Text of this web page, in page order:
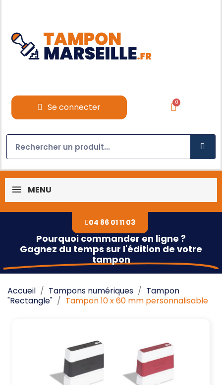
Se connecter
MENU
04 86 01 11 03
Pourquoi commander en ligne ?
Gagnez du temps sur l'édition de votre
tampon
Accueil Tampons numériques
Tampon
"Rectangle"
Tampon 10 x 60 mm personnalisable